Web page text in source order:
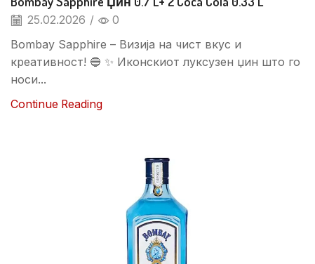
25.02.2026 / 0
Bombay Sapphire – Визија на чист вкус и
креативност! 🔵 ✨ Иконскиот луксузен џин што го
носи...
Continue Reading